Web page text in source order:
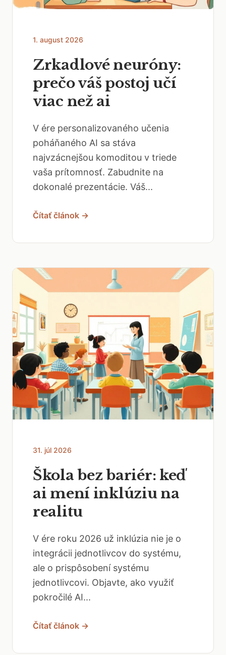
1. august 2026
Zrkadlové neuróny:
prečo váš postoj učí
viac než ai
V ére personalizovaného učenia
poháňaného AI sa stáva
najvzácnejšou komoditou v triede
vaša prítomnosť. Zabudnite na
dokonalé prezentácie. Váš...
Čítať článok →
31. júl 2026
Škola bez bariér: keď
ai mení inklúziu na
realitu
V ére roku 2026 už inklúzia nie je o
integrácii jednotlivcov do systému,
ale o prispôsobení systému
jednotlivcovi. Objavte, ako využiť
pokročilé AI...
Čítať článok →